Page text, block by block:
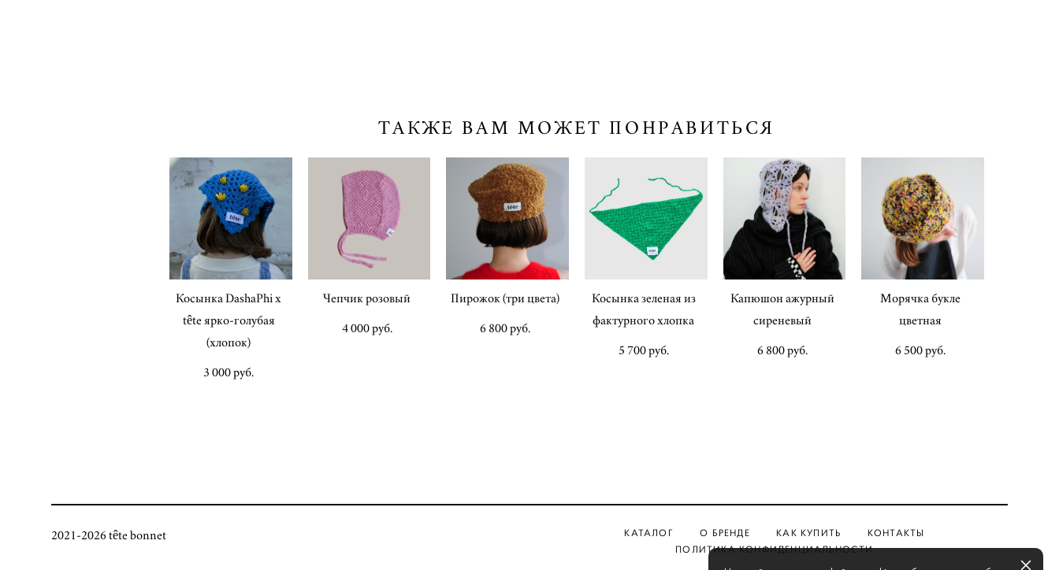
ТАКЖЕ ВАМ МОЖЕТ ПОНРАВИТЬСЯ
Косынка DashaPhi x
tête ярко-голубая
(хлопок)
3 000 pуб.
Чепчик розовый
4 000 pуб.
Пирожок (три цвета)
6 800 pуб.
Косынка зеленая из
фактурного хлопка
5 700 pуб.
Капюшон ажурный
сиреневый
6 800 pуб.
Морячка букле
цветная
6 500 pуб.
2021-2026 tête bonnet КАТАЛОГ О БРЕНДЕ КАК КУПИТЬ
КОНТАКТЫ
ПОЛИТИКА КОНФИДЕНЦИАЛЬНОСТИ